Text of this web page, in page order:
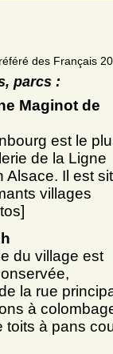
des Français
parcs :
Maginot de
est le
de la Ligne
Alsace. Il est
villages
du village est
la rue
à
toits à pans